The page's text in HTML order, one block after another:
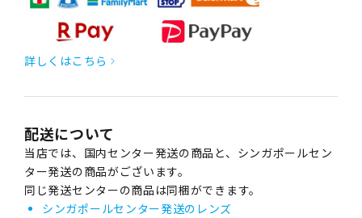
詳しくはこちら
配送について
当店では、国内センター発送の商品と、シンガポールセン
ター発送の商品がございます。
同じ発送センターの商品は同梱ができます。
シンガポールセンター発送のレンズ